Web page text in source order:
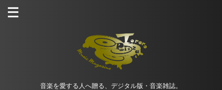
音楽を愛する人へ贈る、デジタル版・音楽雑誌。